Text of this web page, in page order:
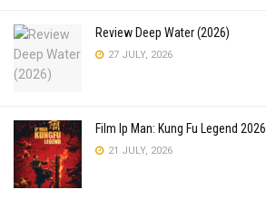
Review Deep Water (2026)
27 JULY, 2026
Film Ip Man: Kung Fu Legend 2026
21 JULY, 2026